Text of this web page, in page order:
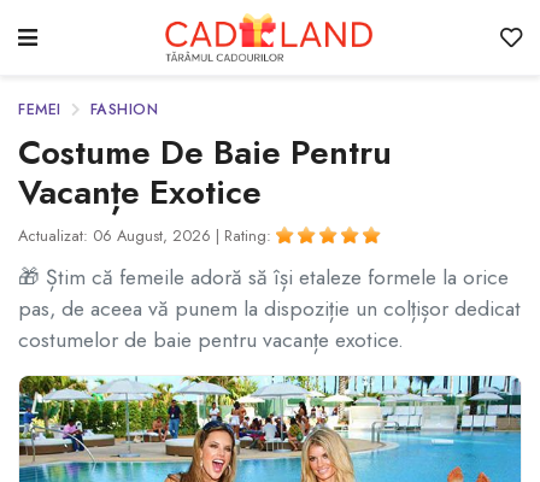
FEMEI FASHION
Costume De Baie Pentru
Vacanțe Exotice
Actualizat: 06 August, 2026 | Rating:
🎁 Știm că femeile adoră să își etaleze formele la orice
pas, de aceea vă punem la dispoziție un colțișor dedicat
costumelor de baie pentru vacanțe exotice.